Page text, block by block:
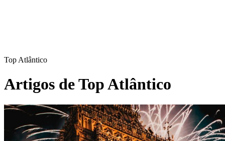
Top Atlântico
Artigos de Top Atlântico